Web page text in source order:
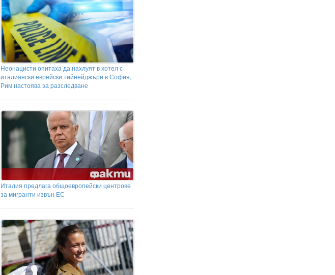
Неонацисти опитаха да нахлуят в хотел с
италиански еврейски тийнейджъри в София,
Рим настоява за разследване
Италия предлага общоевропейски центрове
за мигранти извън ЕС